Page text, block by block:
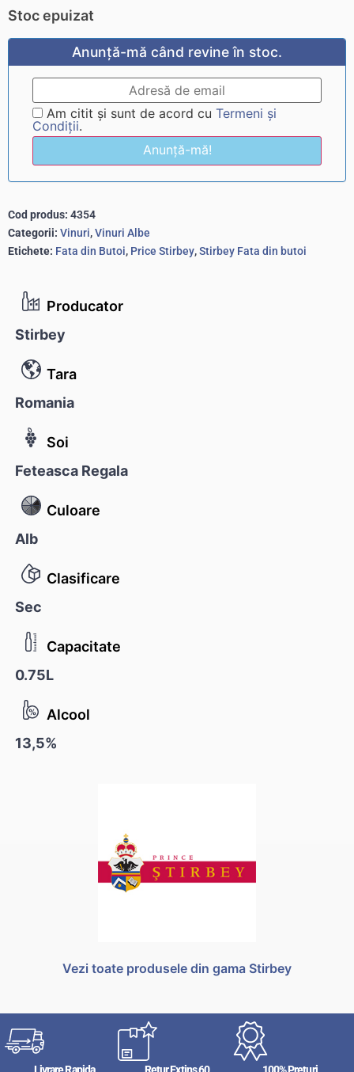
Producator
Stirbey
Tara
Romania
Soi
Feteasca Regala
Culoare
Alb
Clasificare
Sec
Capacitate
0.75L
Alcool
13,5%
Vezi toate produsele din gama Stirbey
Stoc epuizat
Anunță-mă când revine în stoc.
Am citit și sunt de acord cu Termeni și
Condiții.
Anunță-mă!
Cod produs: 4354
Categorii: Vinuri,Vinuri Albe
Etichete: Fata din Butoi, Price Stirbey,Stirbey Fata din butoi